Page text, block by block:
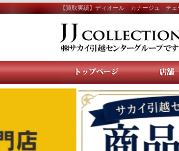
【買取実績】ディオール カナージュ チェ